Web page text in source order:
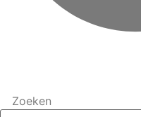
Zoeken